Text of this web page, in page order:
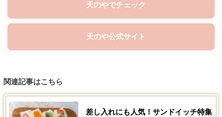
天のやでチェック
天のや公式サイト
関連記事はこちら
差し入れにも人気！サンドイッチ特集